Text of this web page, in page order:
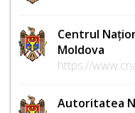
Centrul
Moldova
https://
Autoritatea